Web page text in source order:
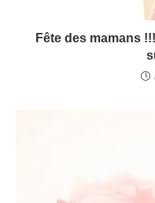
Fête des mamans